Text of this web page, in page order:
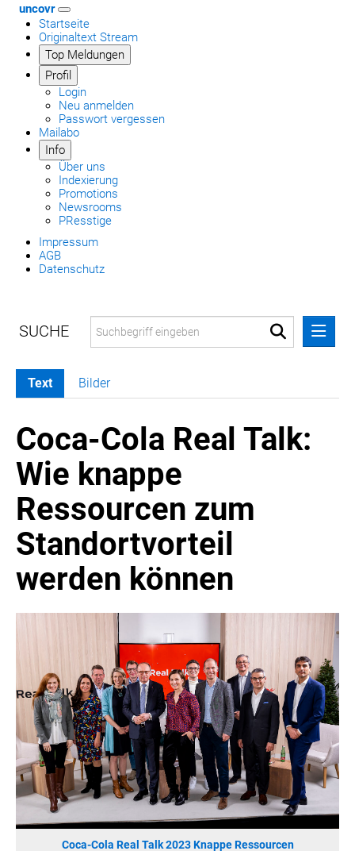
uncovr
Startseite
Originaltext Stream
Top Meldungen
Profil
Login
Neu anmelden
Passwort vergessen
Mailabo
Info
Über uns
Indexierung
Promotions
Newsrooms
PResstige
Impressum
AGB
Datenschutz
MELDUNGEN
COCA-COLA
COCA-COLA HBC ÖSTERREICH
Nemiroff
Padre Azul
The Famous Grouse
Ron Barceló
Costa Coffee
Finlandia
RÖMERQUELLE
ÖSTERREICHISCHE SPORTHILFE
KESCH
BARFLY'S CLUB
SPORTS MEDIA AUSTRIA
CULINARIUS
RECYCLEMICH-INITIATIVE
Text Bilder
Coca-Cola Real Talk:
Wie knappe
Ressourcen zum
Standortvorteil
werden können
Coca-Cola Real Talk 2023 Knappe Ressourcen